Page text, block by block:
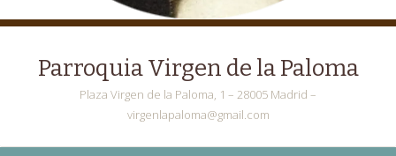
Parroquia Virgen de la Paloma
Plaza Virgen de la Paloma, 1 – 28005 Madrid –
virgenlapaloma@gmail.com